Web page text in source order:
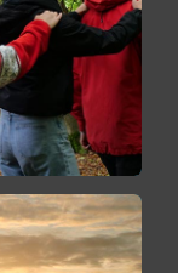
erleben